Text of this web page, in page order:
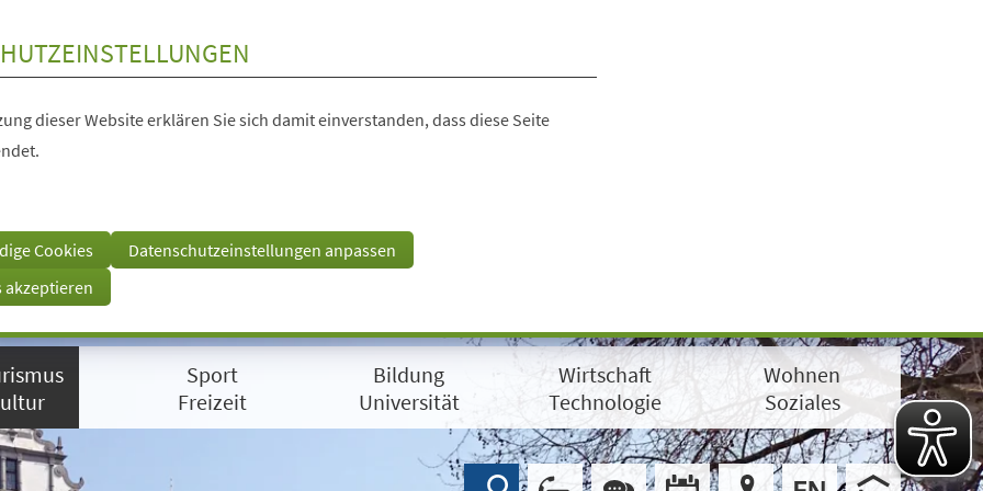
dieser Website erklären Sie sich damit einverstanden, dass diese Seite
Cookies
Datenschutzeinstellungen anpassen
akzeptieren
Sport
Freizeit
Bildung
Universität
Wirtschaft
Technologie
Wohnen
Soziales